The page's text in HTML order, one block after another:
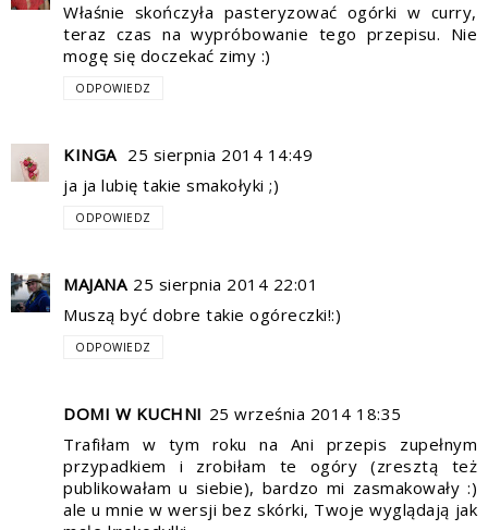
Właśnie skończyła pasteryzować ogórki w curry,
teraz czas na wypróbowanie tego przepisu. Nie
mogę się doczekać zimy :)
ODPOWIEDZ
KINGA 25 sierpnia 2014 14:49
ja ja lubię takie smakołyki ;)
ODPOWIEDZ
MAJANA 25 sierpnia 2014 22:01
Muszą być dobre takie ogóreczki!:)
ODPOWIEDZ
DOMI W KUCHNI 25 września 2014 18:35
Trafiłam w tym roku na Ani przepis zupełnym
przypadkiem i zrobiłam te ogóry (zresztą też
publikowałam u siebie), bardzo mi zasmakowały :)
ale u mnie w wersji bez skórki, Twoje wyglądają jak